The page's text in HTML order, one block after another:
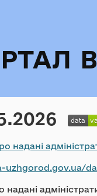
надані
dataset/
надані